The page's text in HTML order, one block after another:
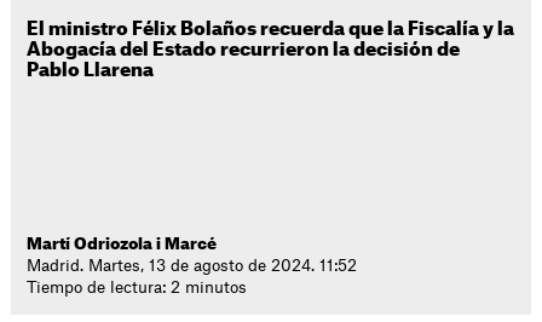
El ministro Félix Bolaños recuerda que la Fiscalía y la
Abogacía del Estado recurrieron la decisión de
Pablo Llarena
Martí Odriozola i Marcé
Madrid. Martes, 13 de agosto de 2024. 11:52
Tiempo de lectura: 2 minutos